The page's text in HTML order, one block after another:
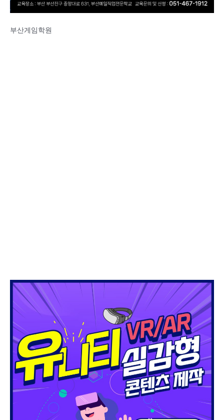
부산게임학원